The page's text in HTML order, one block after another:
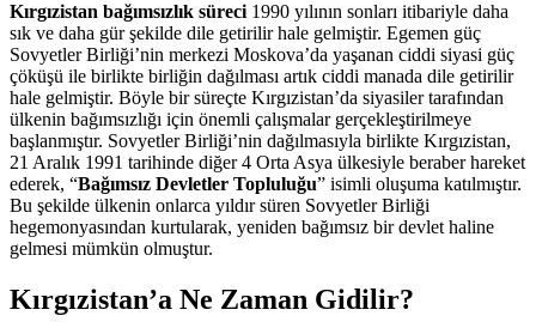
Kırgızistan bağımsızlık süreci 1990 yılının sonları itibariyle daha
sık ve daha gür şekilde dile getirilir hale gelmiştir. Egemen güç
Sovyetler Birliği’nin merkezi Moskova’da yaşanan ciddi siyasi güç
çöküşü ile birlikte birliğin dağılması artık ciddi manada dile getirilir
hale gelmiştir. Böyle bir süreçte Kırgızistan’da siyasiler tarafından
ülkenin bağımsızlığı için önemli çalışmalar gerçekleştirilmeye
başlanmıştır. Sovyetler Birliği’nin dağılmasıyla birlikte Kırgızistan,
21 Aralık 1991 tarihinde diğer 4 Orta Asya ülkesiyle beraber hareket
ederek, “Bağımsız Devletler Topluluğu” isimli oluşuma katılmıştır.
Bu şekilde ülkenin onlarca yıldır süren Sovyetler Birliği
hegemonyasından kurtularak, yeniden bağımsız bir devlet haline
gelmesi mümkün olmuştur.
Kırgızistan’a Ne Zaman Gidilir?